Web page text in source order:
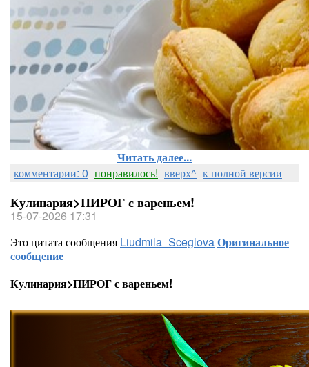
Читать далее...
комментарии: 0 понравилось! вверх^ к полной версии
Кулинария>ПИРОГ с вареньем!
15-07-2026 17:31
Это цитата сообщения Liudmila_SceglovaОригинальное
сообщение
Кулинария>ПИРОГ с вареньем!